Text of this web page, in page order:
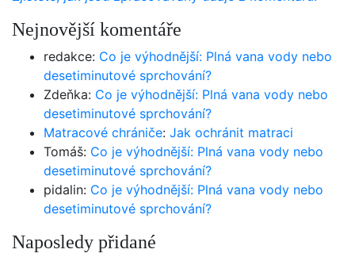
Nejnovější komentáře
redakce: Co je výhodnější: Plná vana vody nebo
desetiminutové sprchování?
Zdeňka: Co je výhodnější: Plná vana vody nebo
desetiminutové sprchování?
Matracové chrániče: Jak ochránit matraci
Tomáš: Co je výhodnější: Plná vana vody nebo
desetiminutové sprchování?
pidalin: Co je výhodnější: Plná vana vody nebo
desetiminutové sprchování?
Naposledy přidané